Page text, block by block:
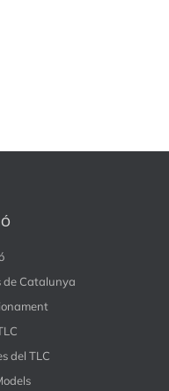
de Catalunya
del TLC